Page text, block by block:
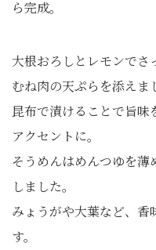
ら完成。
大根おろしとレモンでさ
むね肉の天ぷらを添えま
昆布で漬けることで旨味
アクセントに。
そうめんはめんつゆを
しました。
みょうがや大葉など、
す。